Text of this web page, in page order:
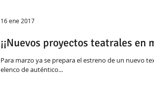
¡¡Nuevos proyectos teatrales en
Para marzo ya se prepara el estreno de un nuevo
elenco de auténtico...
16 ene 2017